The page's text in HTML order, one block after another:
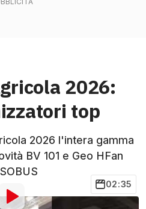
2026:
top
2026 l'intera gamma
BV 101 e Geo HFan
02:35